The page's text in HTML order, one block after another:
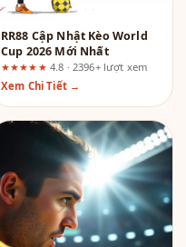
RR88 Cập Nhật Kèo World
Cup 2026 Mới Nhất
★★★★★ 4.8 · 2396+ lượt xem
Xem Chi Tiết →